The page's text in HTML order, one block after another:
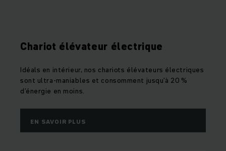
Chariot élévateur électrique
Idéals en intérieur, nos chariots élévateurs électriques
sont ultra-maniables et consomment jusqu’à 20 %
d’énergie en moins.
EN SAVOIR PLUS